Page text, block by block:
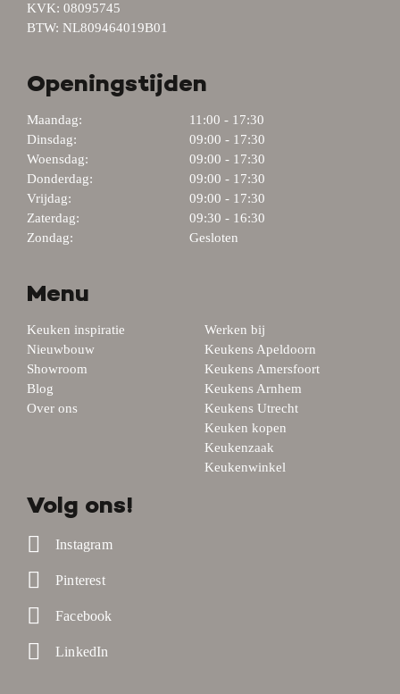
KVK: 08095745
BTW: NL809464019B01
Openingstijden
Maandag:
11:00 - 17:30
Dinsdag:
09:00 - 17:30
Woensdag:
09:00 - 17:30
Donderdag:
09:00 - 17:30
Vrijdag:
09:00 - 17:30
Zaterdag:
09:30 - 16:30
Zondag:
Gesloten
Menu
Keuken inspiratie
Nieuwbouw
Showroom
Blog
Over ons
Werken bij
Keukens Apeldoorn
Keukens Amersfoort
Keukens Arnhem
Keukens Utrecht
Keuken kopen
Keukenzaak
Keukenwinkel
Volg ons!
Instagram
Pinterest
Facebook
LinkedIn